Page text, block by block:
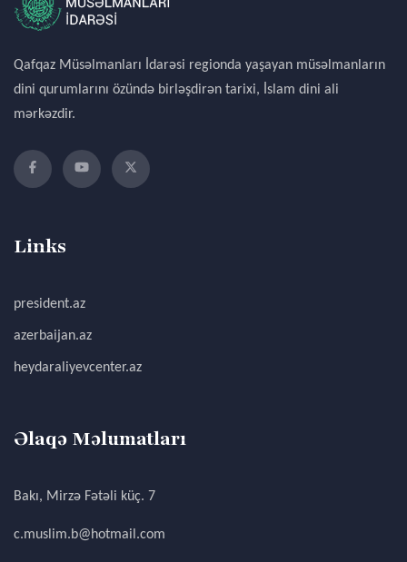
Qafqaz Müsəlmanları İdarəsi regionda yaşayan müsəlmanların
dini qurumlarını özündə birləşdirən tarixi, İslam dini ali
mərkəzdir.
Links
president.az
azerbaijan.az
heydaraliyevcenter.az
Əlaqə Məlumatları
Bakı, Mirzə Fətəli küç. 7
c.muslim.b@hotmail.com